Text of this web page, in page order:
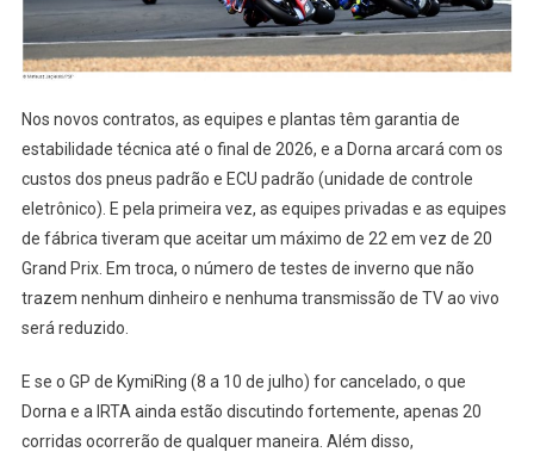
Nos novos contratos, as equipes e plantas têm garantia de
estabilidade técnica até o final de 2026, e a Dorna arcará com os
custos dos pneus padrão e ECU padrão (unidade de controle
eletrônico). E pela primeira vez, as equipes privadas e as equipes
de fábrica tiveram que aceitar um máximo de 22 em vez de 20
Grand Prix. Em troca, o número de testes de inverno que não
trazem nenhum dinheiro e nenhuma transmissão de TV ao vivo
será reduzido.
E se o GP de KymiRing (8 a 10 de julho) for cancelado, o que
Dorna e a IRTA ainda estão discutindo fortemente, apenas 20
corridas ocorrerão de qualquer maneira. Além disso,